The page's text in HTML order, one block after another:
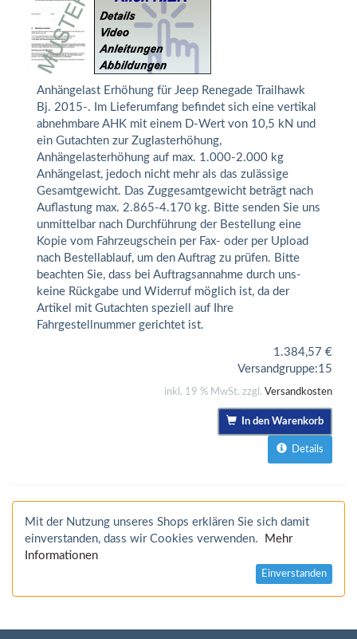
Anhängelast Erhöhung für Jeep Renegade Trailhawk
Bj. 2015-. Im Lieferumfang befindet sich eine vertikal
abnehmbare AHK mit einem D-Wert von 10,5 kN und
ein Gutachten zur Zuglasterhöhung,
Anhängelasterhöhung auf max. 1.000-2.000 kg
Anhängelast, jedoch nicht mehr als das zulässige
Gesamtgewicht. Das Zuggesamtgewicht beträgt nach
Auflastung max. 2.865-4.170 kg. Bitte senden Sie uns
unmittelbar nach Durchführung der Bestellung eine
Kopie vom Fahrzeugschein per Fax- oder per Upload
nach Bestellablauf, um den Auftrag zu prüfen. Bitte
beachten Sie, dass bei Auftragsannahme durch uns-
keine Rückgabe und Widerruf möglich ist, da der
Artikel mit Gutachten speziell auf Ihre
Fahrgestellnummer gerichtet ist.
1.384,57 €
Versandgruppe:15
inkl. 19 % MwSt. zzgl. Versandkosten
In den Warenkorb
Details
Mit der Nutzung unseres Shops erklären Sie sich damit
einverstanden, dass wir Cookies verwenden.
Mehr
Informationen
Einverstanden